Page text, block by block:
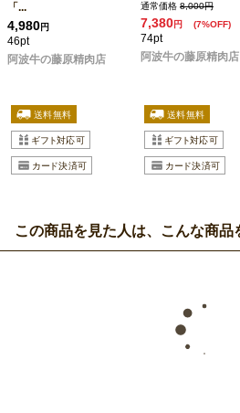
「...
4,980円
46pt
阿波牛の藤原精肉店
通常価格 8,000円
7,380円 (7%OFF)
74pt
阿波牛の藤原精肉店
この商品を見た人は、こんな商品